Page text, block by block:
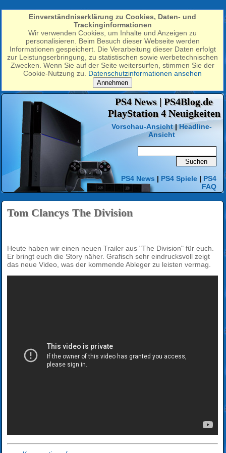
Einverständniserklärung zu Cookies, Daten- und
Trackinginformationen
Wir verwenden Cookies, um Inhalte und Anzeigen zu
personalisieren. Beim Besuch dieser Webseite werden
Informationen gespeichert. Die Verarbeitung dieser Daten erfolgt
zur Leistungserbringung, zu statistischen sowie werbetechnischen
Zwecken. Wenn Sie auf der Seite weitersurfen, stimmen Sie der
Cookie-Nutzung zu. Datenschutzinformationen ansehen
Annehmen
PS4 News | PS4Blog.de
PlayStation 4 Neuigkeiten
Vorschau-Ansicht|Headline-
Ansicht
PS4 News | PS4 Spiele | PS4
FAQ
Tom Clancys The Division
Heute haben wir einen neuen Trailer aus "The Division" für euch.
Er bringt euch die Story näher. Grafisch sehr eindrucksvoll zeigt
das neue Video, was der kommende Ableger zu leisten vermag.